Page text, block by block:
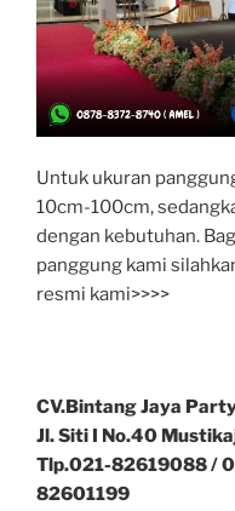
Untuk ukuran
10cm-100cm,
dengan kebutuhan.
panggung kami
resmi kami>>>>
CV.Bintang Jaya
Jl. Siti I No.40
Tlp.021-82619088 /
82601199